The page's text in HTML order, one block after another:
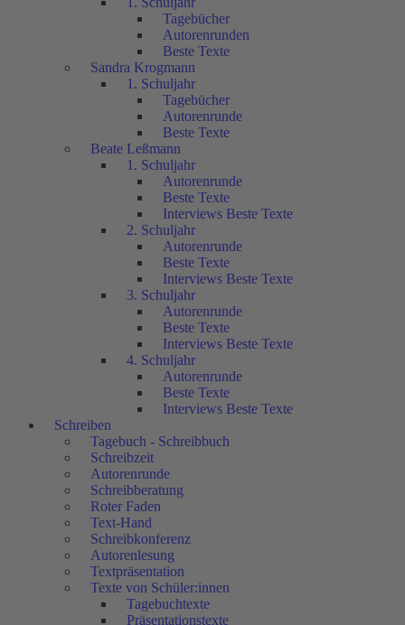
Tagebücher
Autorenrunden
Beste Texte
Sandra Krogmann
1. Schuljahr
Tagebücher
Autorenrunde
Beste Texte
Beate Leßmann
1. Schuljahr
Autorenrunde
Beste Texte
Interviews Beste Texte
2. Schuljahr
Autorenrunde
Beste Texte
Interviews Beste Texte
3. Schuljahr
Autorenrunde
Beste Texte
Interviews Beste Texte
4. Schuljahr
Autorenrunde
Beste Texte
Interviews Beste Texte
Schreiben
Tagebuch - Schreibbuch
Schreibzeit
Autorenrunde
Schreibberatung
Roter Faden
Text-Hand
Schreibkonferenz
Autorenlesung
Textpräsentation
Texte von Schüler:innen
Tagebuchtexte
Präsentationstexte